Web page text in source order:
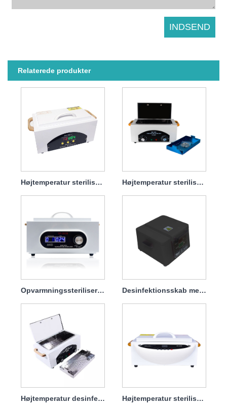
Relaterede produkter
Højtemperatur sterilisator desinfektionsskabsmaskine til Salon 600w Højtemperatur sterilisator desinfektionsskab til tandklinik 300w
Opvarmningssterilisering Display Intelligent Timer Sterilisator
Højtemperatur desinfektionsskab